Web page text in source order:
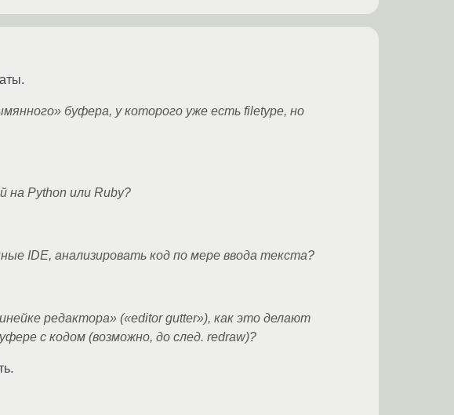
буфера, у которого уже есть filetype, но
на Python или Ruby?
IDE, анализировать код по мере ввода текста?
редактора» («editor gutter»), как это делают
с кодом (возможно, до след. redraw)?